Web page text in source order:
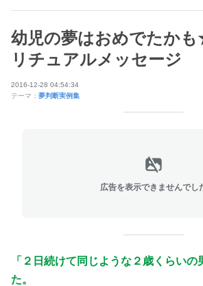
幼児の夢はおめでたか
リチュアルメッセージ
2016-12-28 04:54:34
テーマ： 夢判断実例集
広告を表示できませんでし
「２日続けて同じような２歳くらいの
た。